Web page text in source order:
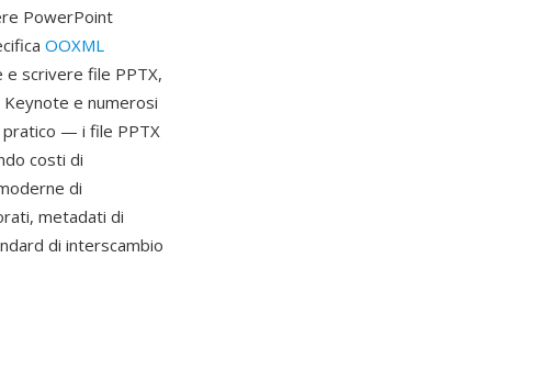
PowerPoint
OOXML
scrivere file PPTX,
e numerosi
pratico — i file PPTX
costi di
di
metadati di
di interscambio